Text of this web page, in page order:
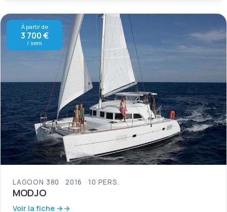
À partir de
3 700 €
/ sem
LAGOON 380 2016 10 PERS.
MODJO
Voir la fiche →